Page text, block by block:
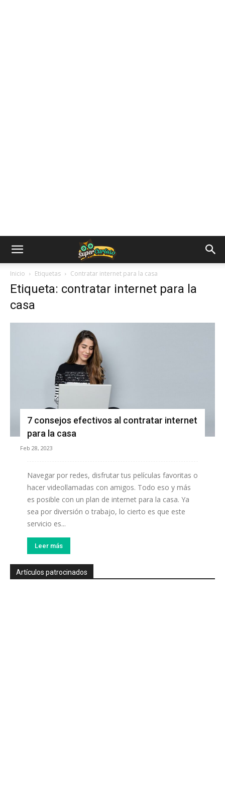
Inicio Etiquetas Contratar internet para la casa
Etiqueta: contratar internet para la
casa
7 consejos efectivos al contratar internet
para la casa
Feb 28, 2023
Navegar por redes, disfrutar tus películas favoritas o
hacer videollamadas con amigos. Todo eso y más
es posible con un plan de internet para la casa. Ya
sea por diversión o trabajo, lo cierto es que este
servicio es...
Leer más
Artículos patrocinados